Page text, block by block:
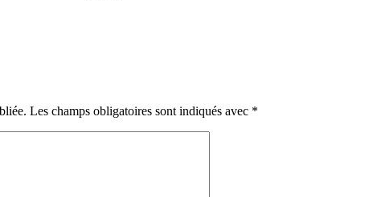
Les champs obligatoires sont indiqués avec *